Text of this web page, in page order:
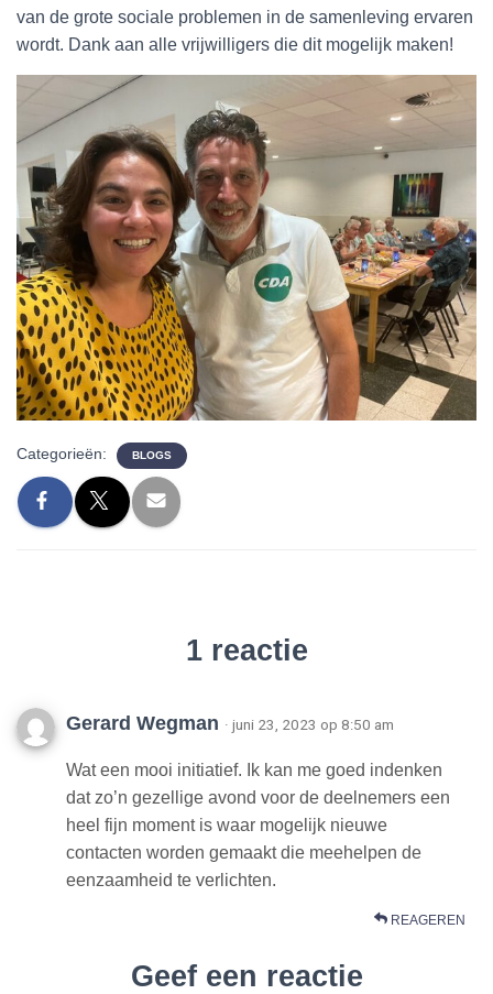
van de grote sociale problemen in de samenleving ervaren
wordt. Dank aan alle vrijwilligers die dit mogelijk maken!
Categorieën: BLOGS
1 reactie
Gerard Wegman · juni 23, 2023 op 8:50 am
Wat een mooi initiatief. Ik kan me goed indenken
dat zo’n gezellige avond voor de deelnemers een
heel fijn moment is waar mogelijk nieuwe
contacten worden gemaakt die meehelpen de
eenzaamheid te verlichten.
REAGEREN
Geef een reactie